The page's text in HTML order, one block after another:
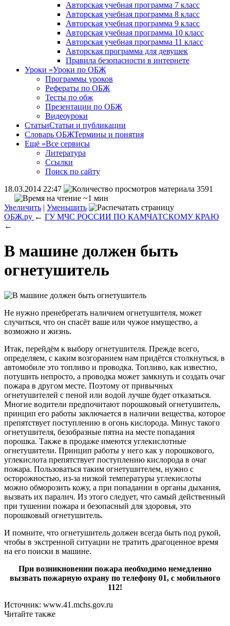
Авторская учебная программа 7 класс
Авторская учебная программа 8 класс
Авторская учебная программа 9 класс
Авторская учебная программа 10 класс
Авторская учебная программа 11 класс
Авторская программа для девушек
Правила безопасности в интернете
Уроки »Уроки по ОБЖ
Программы уроков
Рефераты по ОБЖ
Тесты по обж
Презентации по ОБЖ
Видеоуроки
СтатьиСтатьи и публикации
Словарь ОБЖТермины и понятия
Ещё »Все сервисы
Литература
Ссылки
Поиск по сайту
18.03.2014 22:47
3591
~1 мин
Увеличить | Уменьшить
ОБЖ.ру ← ГУ МЧС РОССИИ ПО КАМЧАТСКОМУ КРАЮ
←
В машине должен быть
огнетушитель
Не нужно пренебрегать наличием огнетушителя, может
случиться, что он спасёт ваше или чужое имущество, а
возможно и жизнь.
Итак, перейдём к выбору огнетушителя. Прежде всего,
определяем, с каким возгоранием нам придётся столкнуться, в
автомобиле это топливо и проводка. Топливо, как известно,
потушить непросто, а проводка может замкнуть и создать очаг
пожара в другом месте. Поэтому от привычных
огнетушителей с пеной или водой лучше будет отказаться.
Многие водители предпочитают порошковый огнетушитель,
принцип его работы заключается в наличии вещества, которое
препятствует поступлению в огонь кислорода. Минус такого
огнетушителя, безобразные пятна на месте попадания
порошка. Также в продаже имеются углекислотные
огнетушители. Принцип работы у него как у порошкового,
углекислота препятствует поступлению кислорода в очаг
пожара. Пользоваться таким огнетушителем, нужно с
осторожностью, из-за низкой температуры углекислоты
можно обморозить кожу, а при попадании в органы дыхания,
вызвать их паралич. Из этого следует, что самый действенный
при тушении пожара и безопасный для здоровья, это
порошковый огнетушитель.
И помните, что огнетушитель должен всегда быть под рукой,
чтобы в экстренной ситуации не тратить драгоценное время
на его поиски в машине.
При возникновении пожара необходимо немедленно
вызвать пожарную охрану по телефону 01, с мобильного
112!
Источник: www.41.mchs.gov.ru
Читайте также